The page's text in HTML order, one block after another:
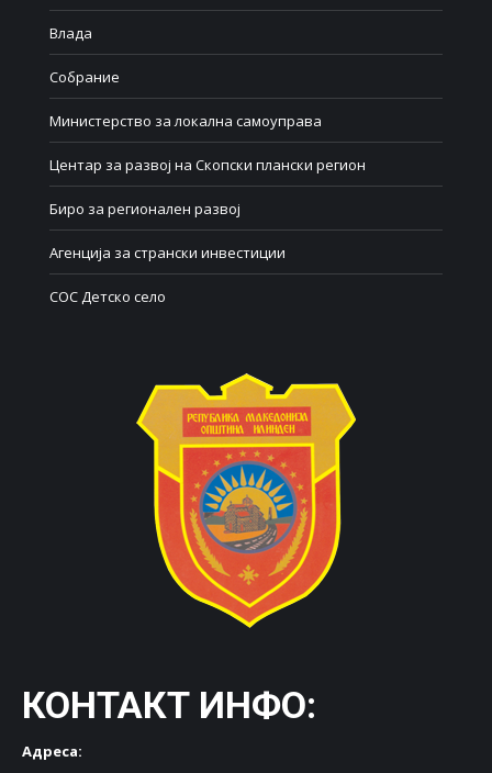
Влада
Собрание
Министерство за локална самоуправа
Центар за развој на Скопски плански регион
Биро за регионален развој
Агенција за странски инвестиции
СОС Детско село
КОНТАКТ ИНФО:
Адреса: